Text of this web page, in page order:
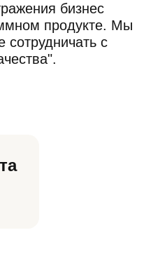
бизнес
продукте. Мы
с